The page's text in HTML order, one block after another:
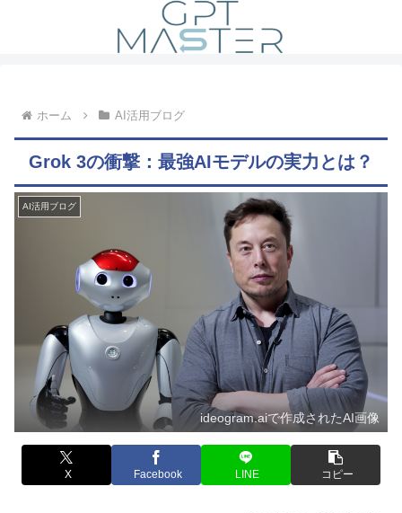
ホーム AI活用ブログ
Grok 3の衝撃：最強AIモデルの実力とは？
AI活用ブログ
ideogram.aiで作成されたAI画像
X Facebook LINE コピー